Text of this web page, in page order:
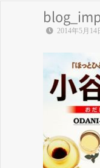
2014年5月14